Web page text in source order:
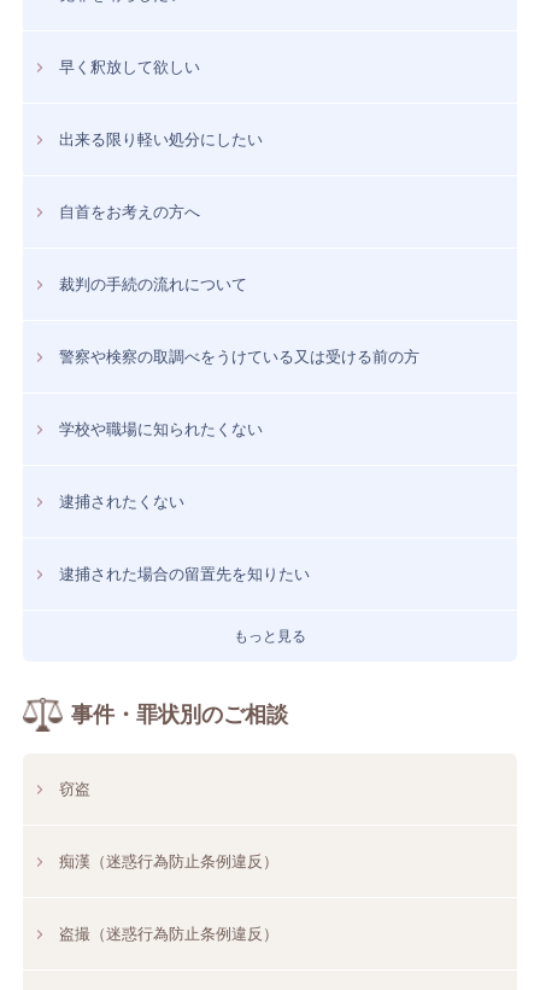
早く釈放して欲しい
出来る限り軽い処分にしたい
自首をお考えの方へ
裁判の手続の流れについて
警察や検察の取調べをうけている又は受ける前の方
学校や職場に知られたくない
逮捕されたくない
逮捕された場合の留置先を知りたい
もっと見る
事件・罪状別のご相談
窃盗
痴漢（迷惑行為防止条例違反）
盗撮（迷惑行為防止条例違反）